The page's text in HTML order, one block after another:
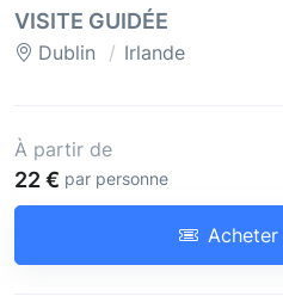
VISITE GUIDÉE
Dublin Irlande
À partir de
22 € par personne